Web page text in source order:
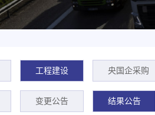
工程建设 央国企采购
变更公告 结果公告